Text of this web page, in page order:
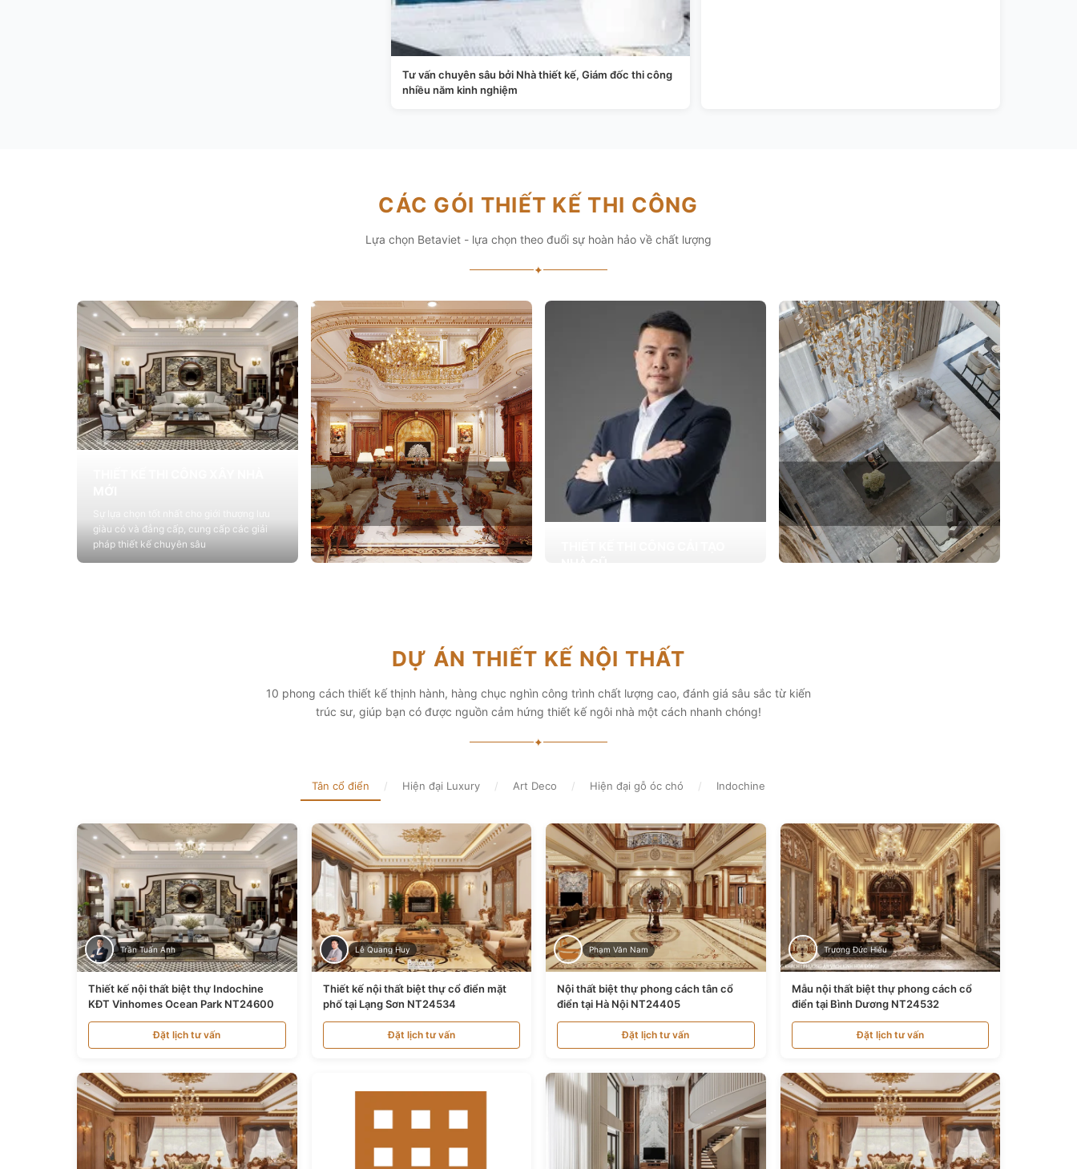
Tư vấn chuyên sâu bởi Nhà thiết kế, Giám đốc thi công
nhiều năm kinh nghiệm
CÁC GÓI THIẾT KẾ THI CÔNG
Lựa chọn Betaviet - lựa chọn theo đuổi sự hoàn hảo về chất lượng
✦
giàu có và đẳng cấp, cung cấp các giải
pháp thiết kế chuyên sâu
Xem chi tiết
DỰ ÁN THIẾT KẾ NỘI THẤT
10 phong cách thiết kế thịnh hành, hàng chục nghìn công trình chất lượng cao, đánh giá sâu sắc từ kiến
trúc sư, giúp bạn có được nguồn cảm hứng thiết kế ngôi nhà một cách nhanh chóng!
✦
Tân cổ điển / Hiện đại Luxury / Art Deco / Hiện đại gỗ óc chó / Indochine
Trần Tuấn Anh
Thiết kế nội thất biệt thự Indochine
KĐT Vinhomes Ocean Park NT24600
Đặt lịch tư vấn
Lê Quang Huy
Thiết kế nội thất biệt thự cổ điển mặt
phố tại Lạng Sơn NT24534
Đặt lịch tư vấn
Phạm Văn Nam
Nội thất biệt thự phong cách tân cổ
điển tại Hà Nội NT24405
Đặt lịch tư vấn
Trương Đức Hiếu
Mẫu nội thất biệt thự phong cách cổ
điển tại Bình Dương NT24532
Đặt lịch tư vấn